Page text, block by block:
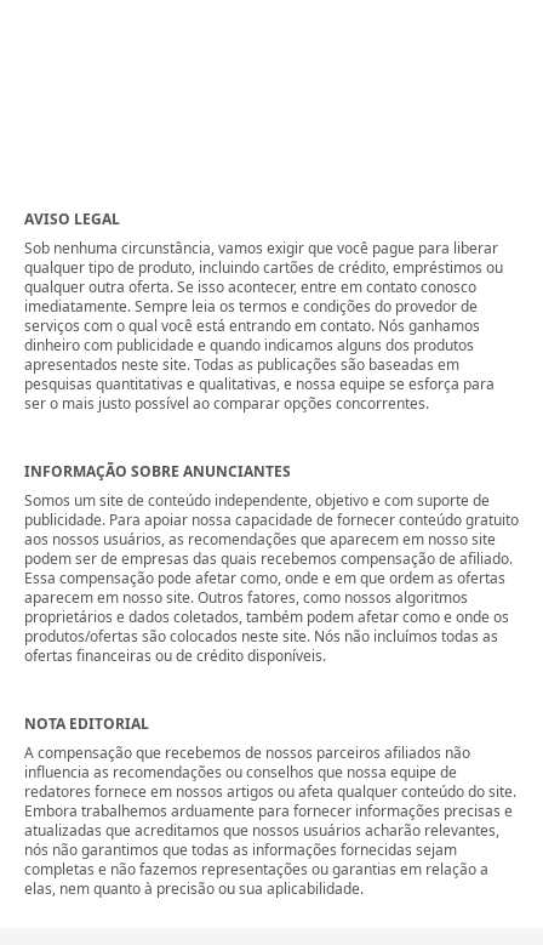
AVISO LEGAL
Sob nenhuma circunstância, vamos exigir que você pague para liberar
qualquer tipo de produto, incluindo cartões de crédito, empréstimos ou
qualquer outra oferta. Se isso acontecer, entre em contato conosco
imediatamente. Sempre leia os termos e condições do provedor de
serviços com o qual você está entrando em contato. Nós ganhamos
dinheiro com publicidade e quando indicamos alguns dos produtos
apresentados neste site. Todas as publicações são baseadas em
pesquisas quantitativas e qualitativas, e nossa equipe se esforça para
ser o mais justo possível ao comparar opções concorrentes.
INFORMAÇÃO SOBRE ANUNCIANTES
Somos um site de conteúdo independente, objetivo e com suporte de
publicidade. Para apoiar nossa capacidade de fornecer conteúdo gratuito
aos nossos usuários, as recomendações que aparecem em nosso site
podem ser de empresas das quais recebemos compensação de afiliado.
Essa compensação pode afetar como, onde e em que ordem as ofertas
aparecem em nosso site. Outros fatores, como nossos algoritmos
proprietários e dados coletados, também podem afetar como e onde os
produtos/ofertas são colocados neste site. Nós não incluímos todas as
ofertas financeiras ou de crédito disponíveis.
NOTA EDITORIAL
A compensação que recebemos de nossos parceiros afiliados não
influencia as recomendações ou conselhos que nossa equipe de
redatores fornece em nossos artigos ou afeta qualquer conteúdo do site.
Embora trabalhemos arduamente para fornecer informações precisas e
atualizadas que acreditamos que nossos usuários acharão relevantes,
nós não garantimos que todas as informações fornecidas sejam
completas e não fazemos representações ou garantias em relação a
elas, nem quanto à precisão ou sua aplicabilidade.